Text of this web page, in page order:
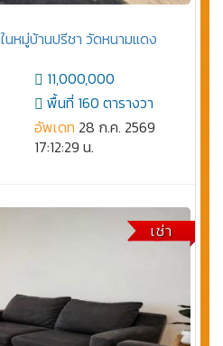
นหมู่บ้านปรีชา วัดหนามแดง
11,000,000
พื้นที่ 160 ตารางวา
อัพเดท 28 ก.ค. 2569
17:12:29 น.
เช่า